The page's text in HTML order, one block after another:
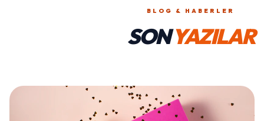
BLOG & HABERLER
SONYAZILAR